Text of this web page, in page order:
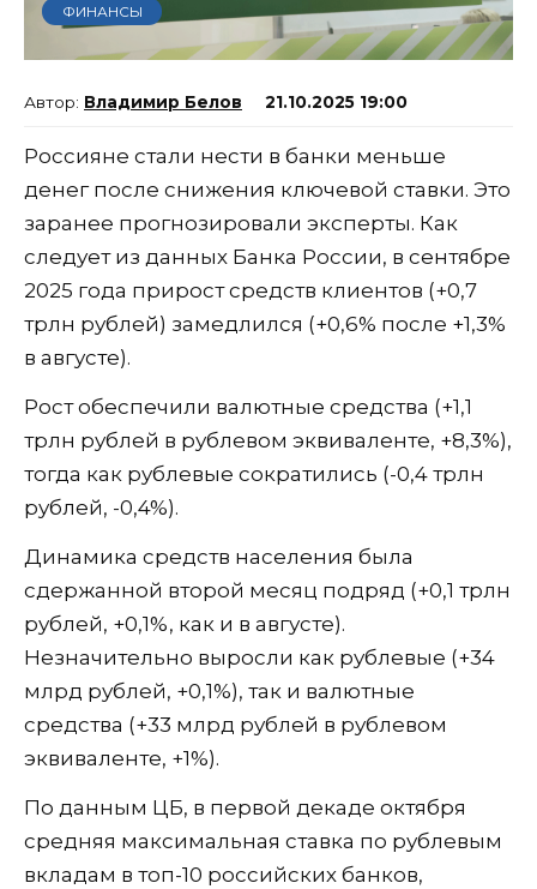
ФИНАНСЫ
Владимир Белов 21.10.2025 19:00
Россияне стали нести в банки меньше
денег после снижения ключевой ставки. Это
заранее прогнозировали эксперты. Как
следует из данных Банка России, в сентябре
2025 года прирост средств клиентов (+0,7
трлн рублей) замедлился (+0,6% после +1,3%
в августе).
Рост обеспечили валютные средства (+1,1
трлн рублей в рублевом эквиваленте, +8,3%),
тогда как рублевые сократились (-0,4 трлн
рублей, -0,4%).
Динамика средств населения была
сдержанной второй месяц подряд (+0,1 трлн
рублей, +0,1%, как и в августе).
Незначительно выросли как рублевые (+34
млрд рублей, +0,1%), так и валютные
средства (+33 млрд рублей в рублевом
эквиваленте, +1%).
По данным ЦБ, в первой декаде октября
средняя максимальная ставка по рублевым
вкладам в топ-10 российских банков,